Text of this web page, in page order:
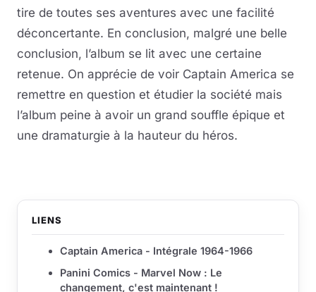
tire de toutes ses aventures avec une facilité
déconcertante. En conclusion, malgré une belle
conclusion, l’album se lit avec une certaine
retenue. On apprécie de voir Captain America se
remettre en question et étudier la société mais
l’album peine à avoir un grand souffle épique et
une dramaturgie à la hauteur du héros.
LIENS
Captain America - Intégrale 1964-1966
Panini Comics - Marvel Now : Le
changement, c'est maintenant !